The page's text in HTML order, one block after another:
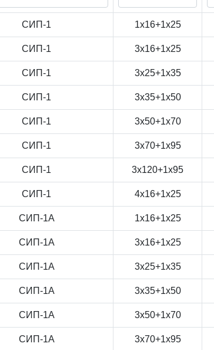
СИП-1 1x16+1x25
СИП-1 3x16+1x25
СИП-1 3x25+1x35
СИП-1 3x35+1x50
СИП-1 3x50+1x70
СИП-1 3x70+1x95
СИП-1 3x120+1x95
СИП-1 4x16+1x25
СИП-1А 1x16+1x25
СИП-1А 3x16+1x25
СИП-1А 3x25+1x35
СИП-1А 3x35+1x50
СИП-1А 3x50+1x70
СИП-1А 3x70+1x95